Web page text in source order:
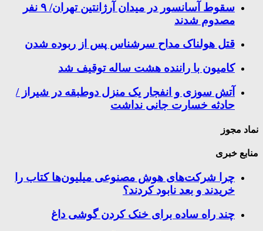
سقوط آسانسور در میدان آرژانتین تهران/ ۹ نفر
مصدوم شدند
قتل هولناک مداح سرشناس پس از ربوده شدن
کامیون با راننده هشت ساله توقیف شد
آتش سوزی و انفجار یک منزل دوطبقه در شیراز /
حادثه خسارت جانی نداشت
نماد مجوز
منابع خبری
چرا شرکت‌های هوش مصنوعی میلیون‌ها کتاب را
خریدند و بعد نابود کردند؟
چند راه‌ ساده برای خنک کردن گوشی داغ